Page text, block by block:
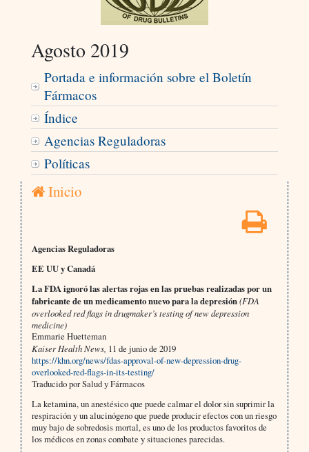
Agosto 2019
Portada e información sobre el Boletín
Fármacos
Índice
Agencias Reguladoras
Políticas
Inicio
Agencias Reguladoras
EE UU y Canadá
La FDA ignoró las alertas rojas en las pruebas realizadas por un
fabricante de un medicamento nuevo para la depresión(FDA
overlooked red flags in drugmaker’s testing of new depression
medicine)
Emmarie Huetteman
Kaiser Health News, 11 de junio de 2019
https://khn.org/news/fdas-approval-of-new-depression-drug-
overlooked-red-flags-in-its-testing/
Traducido por Salud y Fármacos
La ketamina, un anestésico que puede calmar el dolor sin suprimir la
respiración y un alucinógeno que puede producir efectos con un riesgo
muy bajo de sobredosis mortal, es uno de los productos favoritos de
los médicos en zonas combate y situaciones parecidas.